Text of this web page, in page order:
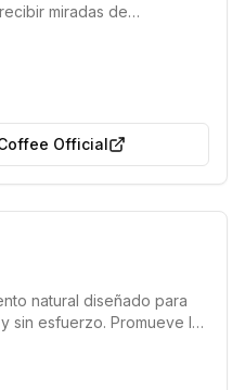
miradas de
Official
natural diseñado para
sin esfuerzo. Promueve la
digestión sin alterar tu